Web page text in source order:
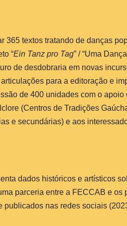
textos tratando de danças
“Ein Tanz pro Tag” / “Uma
de desdobraria em novas
para a editoração e
de 400 unidades com o
(Centros de Tradições
e secundárias) e aos
dados históricos e artísticos
parceria entre a FECCAB e
nas redes sociais